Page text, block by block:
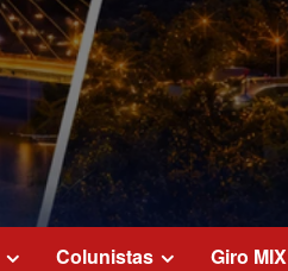
Colunistas Giro MIX